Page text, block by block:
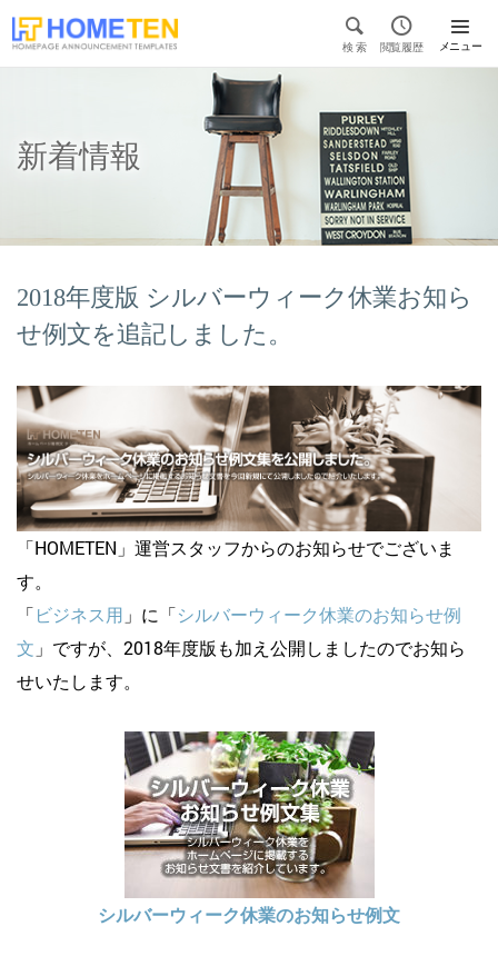

検 索

閲覧履歴 メニュー

新着情報
2018年度版 シルバーウィーク休業お知ら
せ例文を追記しました。
「HOMETEN」運営スタッフからのお知らせでございま
す。
「ビジネス用 」に「シルバーウィーク休業のお知らせ例
文 」ですが、2018年度版も加え公開しましたのでお知ら
せいたします。
シルバーウィーク休業のお知らせ例文